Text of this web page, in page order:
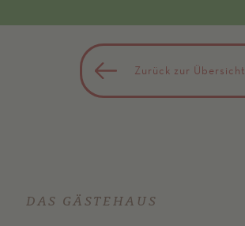
Zurück zur Übersicht
DAS GÄSTEHAUS